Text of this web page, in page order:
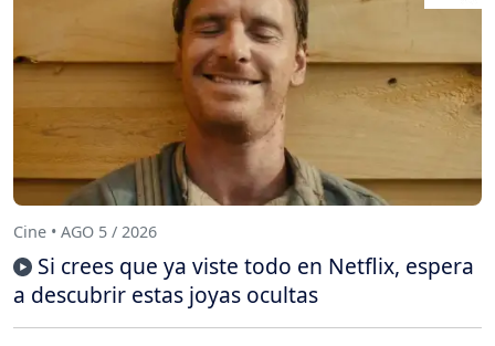
Cine • AGO 5 / 2026
Si crees que ya viste todo en Netflix, espera
a descubrir estas joyas ocultas